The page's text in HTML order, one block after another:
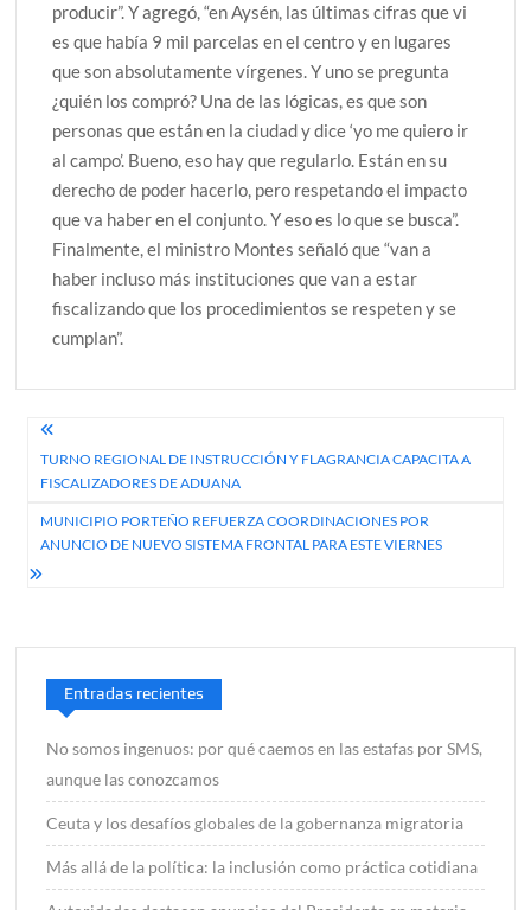
producir”. Y agregó, “en Aysén, las últimas cifras que vi
es que había 9 mil parcelas en el centro y en lugares
que son absolutamente vírgenes. Y uno se pregunta
¿quién los compró? Una de las lógicas, es que son
personas que están en la ciudad y dice ‘yo me quiero ir
al campo’. Bueno, eso hay que regularlo. Están en su
derecho de poder hacerlo, pero respetando el impacto
que va haber en el conjunto. Y eso es lo que se busca”.
Finalmente, el ministro Montes señaló que “van a
haber incluso más instituciones que van a estar
fiscalizando que los procedimientos se respeten y se
cumplan”.
Navegación
de
entradas
TURNO REGIONAL DE INSTRUCCIÓN Y FLAGRANCIA CAPACITA A
FISCALIZADORES DE ADUANA
MUNICIPIO PORTEÑO REFUERZA COORDINACIONES POR
ANUNCIO DE NUEVO SISTEMA FRONTAL PARA ESTE VIERNES
Entradas recientes
No somos ingenuos: por qué caemos en las estafas por SMS,
aunque las conozcamos
Ceuta y los desafíos globales de la gobernanza migratoria
Más allá de la política: la inclusión como práctica cotidiana